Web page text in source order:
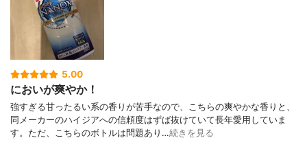
5.00
においが爽やか！
強すぎる甘ったるい系の香りが苦手なので、こちらの爽やかな香りと、
同メーカーのハイジアへの信頼度はずば抜けていて長年愛用していま
す。ただ、こちらのボトルは問題あり…続きを見る